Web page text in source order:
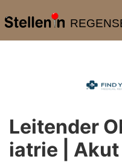
Leitender
iatrie |